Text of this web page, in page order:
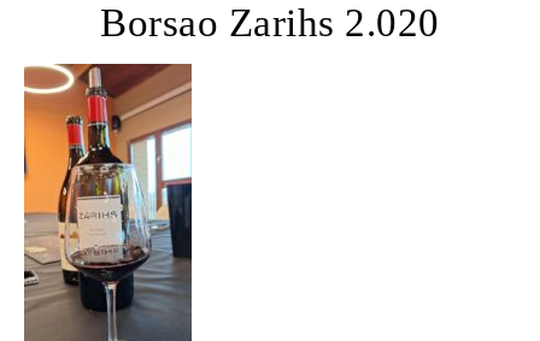
Borsao Zarihs 2.020